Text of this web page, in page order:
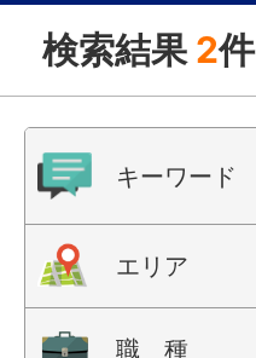
検索結果 2件
キーワード
エリア
職 種